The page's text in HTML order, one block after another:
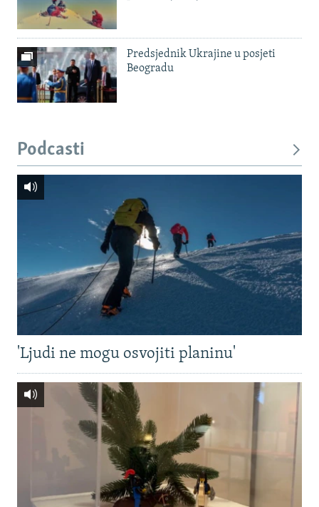
Predsjednik Ukrajine u posjeti
Beogradu
Podcasti
'Ljudi ne mogu osvojiti planinu'